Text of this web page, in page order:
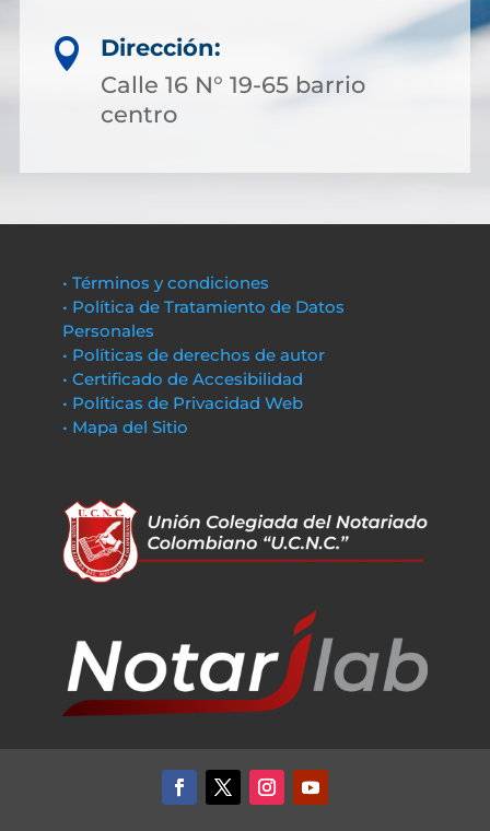

Dirección:
Calle 16 N° 19-65 barrio
centro
• Términos y condiciones
• Política de Tratamiento de Datos
Personales
• Políticas de derechos de autor
• Certificado de Accesibilidad
• Políticas de Privacidad Web
• Mapa del Sitio